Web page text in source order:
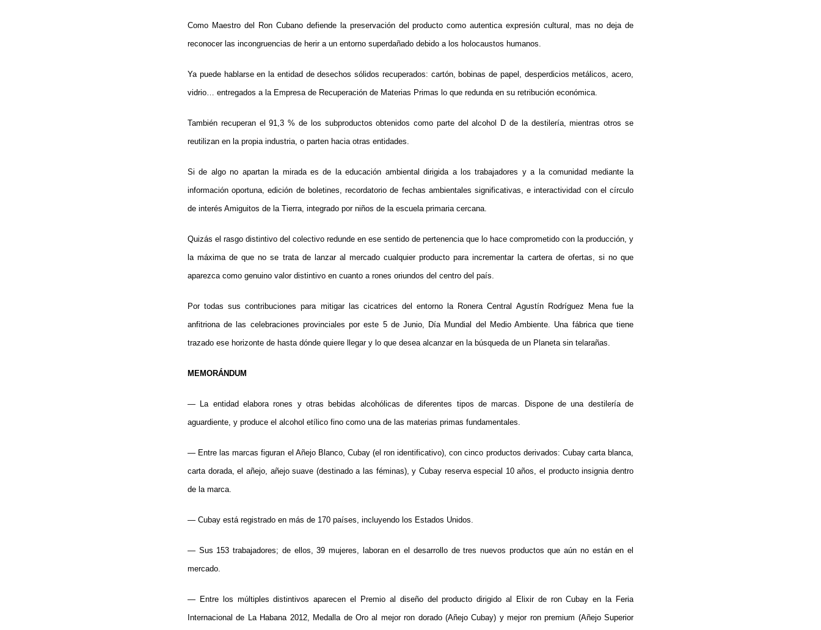
Como Maestro del Ron Cubano defiende la preservación del producto como autentica expresión cultural, mas no deja de
reconocer las incongruencias de herir a un entorno superdañado debido a los holocaustos humanos.
Ya puede hablarse en la entidad de desechos sólidos recuperados: cartón, bobinas de papel, desperdicios metálicos, acero,
vidrio… entregados a la Empresa de Recuperación de Materias Primas lo que redunda en su retribución económica.
También recuperan el 91,3 % de los subproductos obtenidos como parte del alcohol D de la destilería, mientras otros se
reutilizan en la propia industria, o parten hacia otras entidades.
Si de algo no apartan la mirada es de la educación ambiental dirigida a los trabajadores y a la comunidad mediante la
información oportuna, edición de boletines, recordatorio de fechas ambientales significativas, e interactividad con el círculo
de interés Amiguitos de la Tierra, integrado por niños de la escuela primaria cercana.
Quizás el rasgo distintivo del colectivo redunde en ese sentido de pertenencia que lo hace comprometido con la producción, y
la máxima de que no se trata de lanzar al mercado cualquier producto para incrementar la cartera de ofertas, si no que
aparezca como genuino valor distintivo en cuanto a rones oriundos del centro del país.
Por todas sus contribuciones para mitigar las cicatrices del entorno la Ronera Central Agustín Rodríguez Mena fue la
anfitriona de las celebraciones provinciales por este 5 de Junio, Día Mundial del Medio Ambiente. Una fábrica que tiene
trazado ese horizonte de hasta dónde quiere llegar y lo que desea alcanzar en la búsqueda de un Planeta sin telarañas.
MEMORÁNDUM
— La entidad elabora rones y otras bebidas alcohólicas de diferentes tipos de marcas. Dispone de una destilería de
aguardiente, y produce el alcohol etílico fino como una de las materias primas fundamentales.
— Entre las marcas figuran el Añejo Blanco, Cubay (el ron identificativo), con cinco productos derivados: Cubay carta blanca,
carta dorada, el añejo, añejo suave (destinado a las féminas), y Cubay reserva especial 10 años, el producto insignia dentro
de la marca.
— Cubay está registrado en más de 170 países, incluyendo los Estados Unidos.
— Sus 153 trabajadores; de ellos, 39 mujeres, laboran en el desarrollo de tres nuevos productos que aún no están en el
mercado.
— Entre los múltiples distintivos aparecen el Premio al diseño del producto dirigido al Elixir de ron Cubay en la Feria
Internacional de La Habana 2012, Medalla de Oro al mejor ron dorado (Añejo Cubay) y mejor ron premium (Añejo Superior